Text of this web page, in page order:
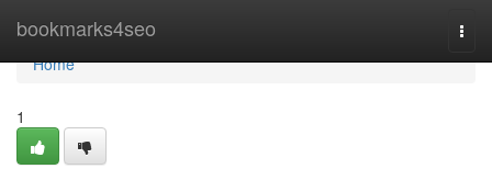
bookmarks4seo
Home
Home
1